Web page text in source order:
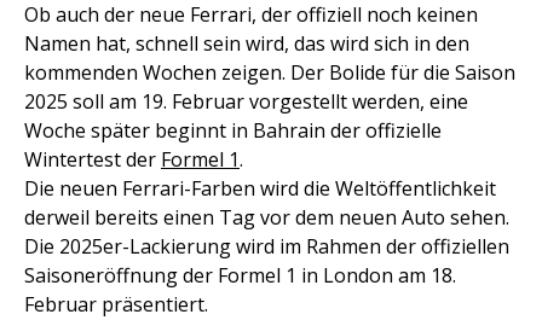
Ob auch der neue Ferrari, der offiziell noch keinen
Namen hat, schnell sein wird, das wird sich in den
kommenden Wochen zeigen. Der Bolide für die Saison
2025 soll am 19. Februar vorgestellt werden, eine
Woche später beginnt in Bahrain der offizielle
Wintertest der Formel 1.
Die neuen Ferrari-Farben wird die Weltöffentlichkeit
derweil bereits einen Tag vor dem neuen Auto sehen.
Die 2025er-Lackierung wird im Rahmen der offiziellen
Saisoneröffnung der Formel 1 in London am 18.
Februar präsentiert.